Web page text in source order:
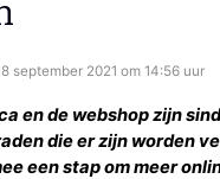
september 2021 om 14:56 uur
en de webshop zijn
die er zijn worden
een stap om meer